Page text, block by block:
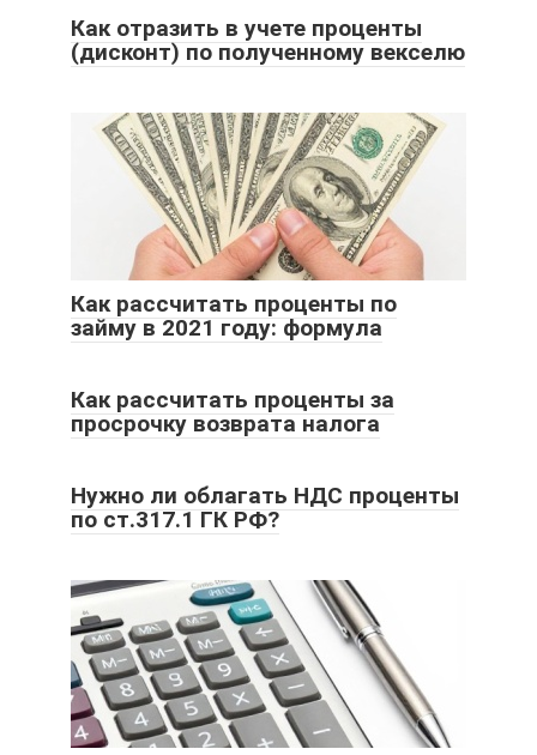
Как отразить в учете проценты
(дисконт) по полученному векселю
Как рассчитать проценты по
займу в 2021 году: формула
Как рассчитать проценты за
просрочку возврата налога
Нужно ли облагать НДС проценты
по ст.317.1 ГК РФ?